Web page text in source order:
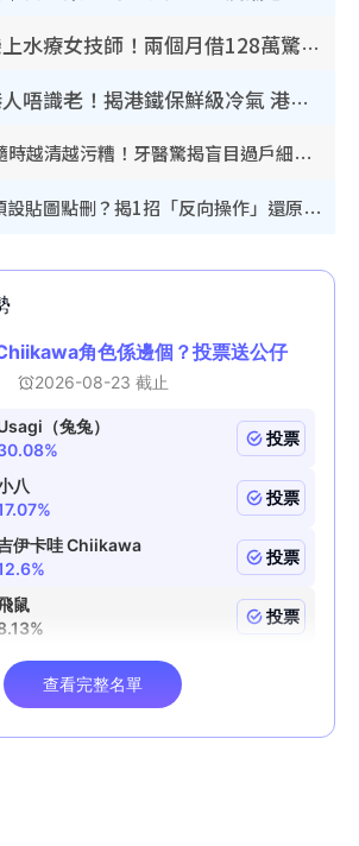
銀行高層戀上水療女技師！兩個月借128萬驚覺「沉船」沉落火海 揭背後疑似邪教操控賣淫
內地客歎港人唔識老！揭港鐵保鮮級冷氣 港人求放過：咪投訴
牙線棒亂用隨時越清越污糟！牙醫驚揭盲目過戶細菌恐致蛀牙：呢種先係日常真保養
WhatsApp預設貼圖點刪？揭1招「反向操作」還原簡潔介面 附3步實測教學